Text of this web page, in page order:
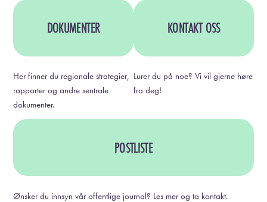
DOKUMENTER
Her finner du regionale strategier,
rapporter og andre sentrale
dokumenter.
KONTAKT OSS
Lurer du på noe? Vi vil gjerne høre
fra deg!
POSTLISTE
Ønsker du innsyn vår offentlige journal? Les mer og ta kontakt.